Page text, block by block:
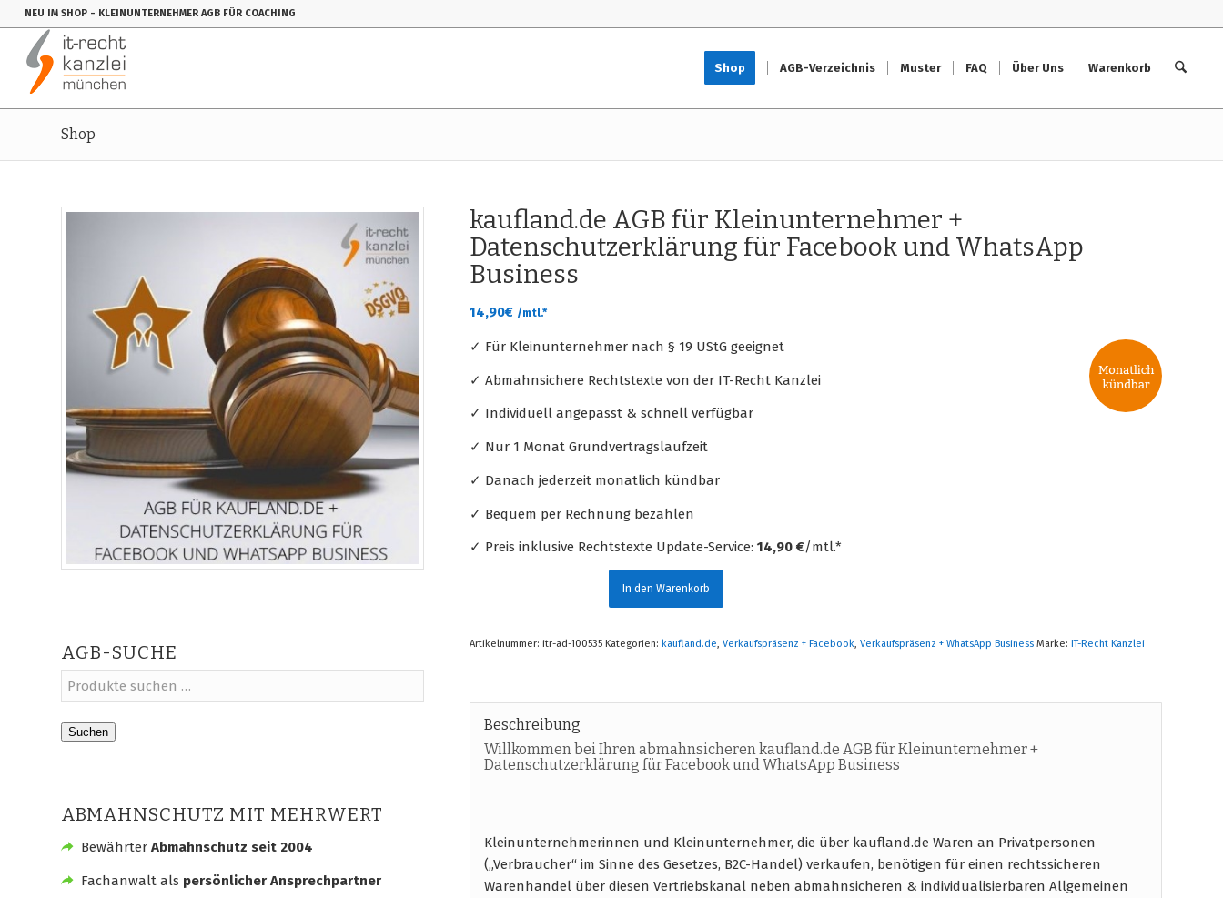
NEU IM SHOP - KLEINUNTERNEHMER AGB FÜR COACHING
Shop AGB-Verzeichnis Muster FAQ Über Uns Warenkorb
Shop
AGB-SUCHE
Suchen
ABMAHNSCHUTZ MIT MEHRWERT
BewährterAbmahnschutz seit 2004
Fachanwalt als persönlicher Ansprechpartner
kaufland.de AGB für Kleinunternehmer +
Datenschutzerklärung für Facebook und WhatsApp
Business
14,90€ /mtl.*
✓ Für Kleinunternehmer nach § 19 UStG geeignet
✓ Abmahnsichere Rechtstexte von der IT-Recht Kanzlei
✓ Individuell angepasst & schnell verfügbar
✓ Nur 1 Monat Grundvertragslaufzeit
✓ Danach jederzeit monatlich kündbar
✓ Bequem per Rechnung bezahlen
✓ Preis inklusive Rechtstexte Update-Service:14,90 €/mtl.*
In den Warenkorb
Artikelnummer:itr-ad-100535 Kategorien: kaufland.de,Verkaufspräsenz + Facebook,Verkaufspräsenz + WhatsApp Business Marke:IT-Recht Kanzlei
Beschreibung
Willkommen bei Ihren abmahnsicheren kaufland.de AGB für Kleinunternehmer +
Datenschutzerklärung für Facebook und WhatsApp Business
Kleinunternehmerinnen und Kleinunternehmer, die über kaufland.de Waren an Privatpersonen
(„Verbraucher“ im Sinne des Gesetzes, B2C-Handel) verkaufen, benötigen für einen rechtssicheren
Warenhandel über diesen Vertriebskanal neben abmahnsicheren & individualisierbaren Allgemeinen